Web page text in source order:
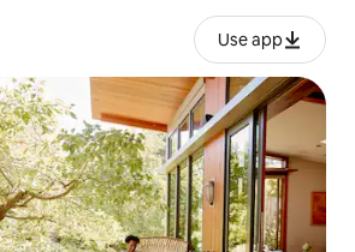
Use app